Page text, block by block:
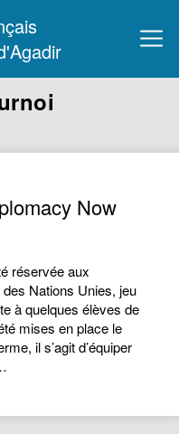
Now
réservée aux
Nations Unies, jeu
à quelques élèves de
mises en place le
il s’agit d’équiper